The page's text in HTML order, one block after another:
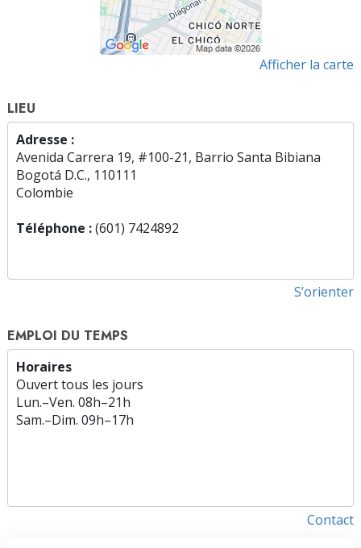
Afficher la carte
LIEU
Adresse :
Avenida Carrera 19, #100-21, Barrio Santa Bibiana
Bogotá D.C., 110111
Colombie
Téléphone :(601) 7424892
S’orienter
EMPLOI DU TEMPS
Horaires
Ouvert tous les jours
Lun.–Ven. 08h–21h
Sam.–Dim. 09h–17h
Contact